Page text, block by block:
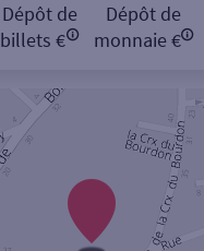
Dépôt de
billets €
Dépôt de
monnaie €